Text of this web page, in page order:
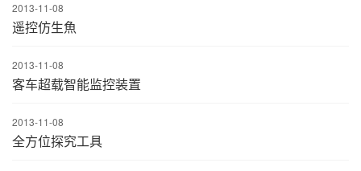
2013-11-08
遥控仿生魚
2013-11-08
客车超载智能监控装置
2013-11-08
全方位探究工具